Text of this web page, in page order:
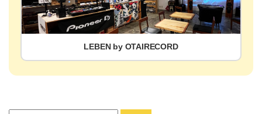
LEBEN by OTAIRECORD